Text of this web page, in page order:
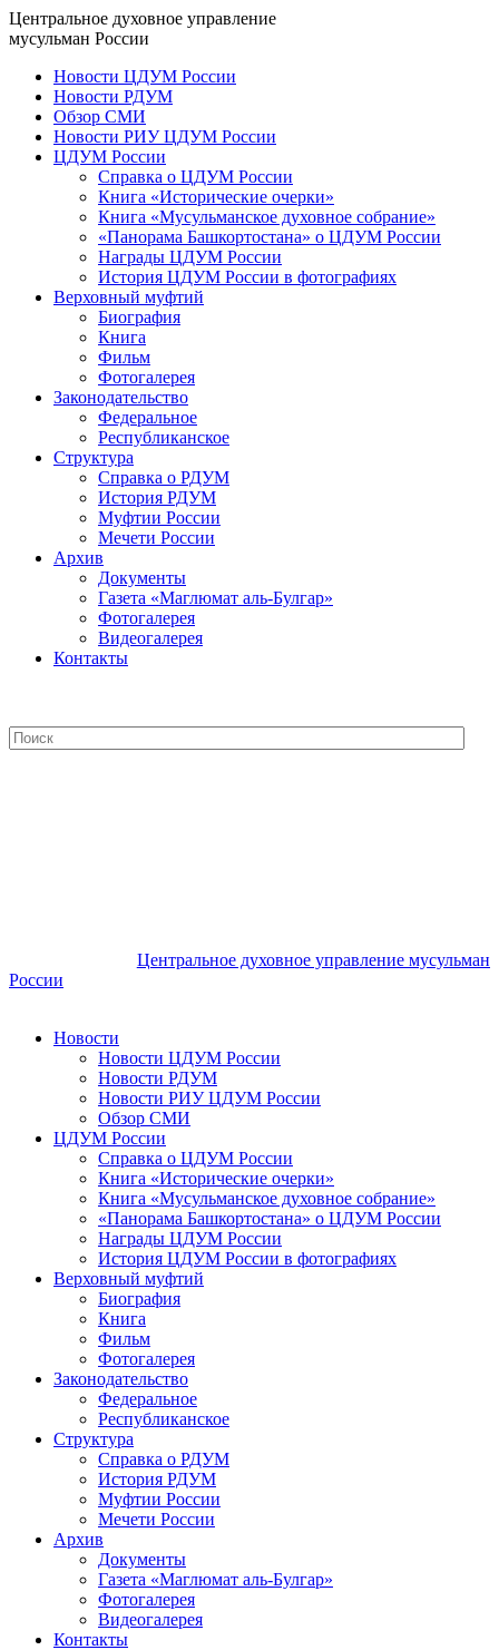
Центральное духовное управление
мусульман России
Новости ЦДУМ России
Новости РДУМ
Обзор СМИ
Новости РИУ ЦДУМ России
ЦДУМ России
Справка о ЦДУМ России
Книга «Исторические очерки»
Книга «Мусульманское духовное собрание»
«Панорама Башкортостана» о ЦДУМ России
Награды ЦДУМ России
История ЦДУМ России в фотографиях
Верховный муфтий
Биография
Книга
Фильм
Фотогалерея
Законодательство
Федеральное
Республиканское
Структура
Справка о РДУМ
История РДУМ
Муфтии России
Мечети России
Архив
Документы
Газета «Маглюмат аль-Булгар»
Фотогалерея
Видеогалерея
Контакты
Центральное духовное управление мусульман
России
Новости
Новости ЦДУМ России
Новости РДУМ
Новости РИУ ЦДУМ России
Обзор СМИ
ЦДУМ России
Справка о ЦДУМ России
Книга «Исторические очерки»
Книга «Мусульманское духовное собрание»
«Панорама Башкортостана» о ЦДУМ России
Награды ЦДУМ России
История ЦДУМ России в фотографиях
Верховный муфтий
Биография
Книга
Фильм
Фотогалерея
Законодательство
Федеральное
Республиканское
Структура
Справка о РДУМ
История РДУМ
Муфтии России
Мечети России
Архив
Документы
Газета «Маглюмат аль-Булгар»
Фотогалерея
Видеогалерея
Контакты